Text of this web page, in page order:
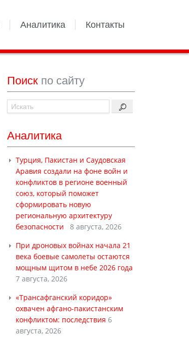
Аналитика Контакты
Поиск по сайту
Аналитика
Турция, Пакистан и Саудовская
Аравия создали на фоне войн и
конфликтов в регионе военный
союз, который поможет
сформировать новую
региональную архитектуру
безопасности
8 августа, 2026
При дроновых войнах начала 21
века боевые самолеты остаются
мощным щитом в небе 2026 года
7 августа, 2026
«Трансафганский коридор»
охвачен афгано-пакистанским
конфликтом: последствия 6
августа, 2026